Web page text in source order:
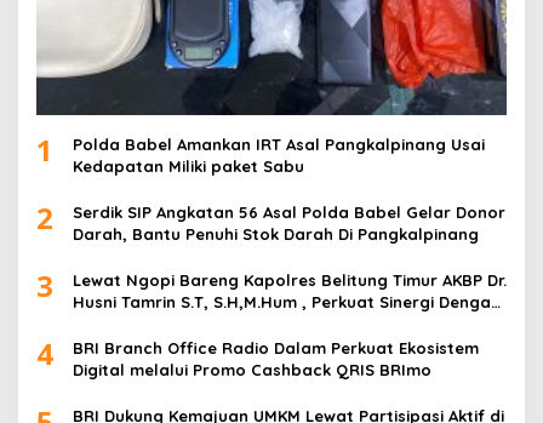
1
Polda Babel Amankan IRT Asal Pangkalpinang Usai
Kedapatan Miliki paket Sabu
2
Serdik SIP Angkatan 56 Asal Polda Babel Gelar Donor
Darah, Bantu Penuhi Stok Darah Di Pangkalpinang
3
Lewat Ngopi Bareng Kapolres Belitung Timur AKBP Dr.
Husni Tamrin S.T, S.H,M.Hum , Perkuat Sinergi Dengan
4
BRI Branch Office Radio Dalam Perkuat Ekosistem
Digital melalui Promo Cashback QRIS BRImo
BRI Dukung Kemajuan UMKM Lewat Partisipasi Aktif di